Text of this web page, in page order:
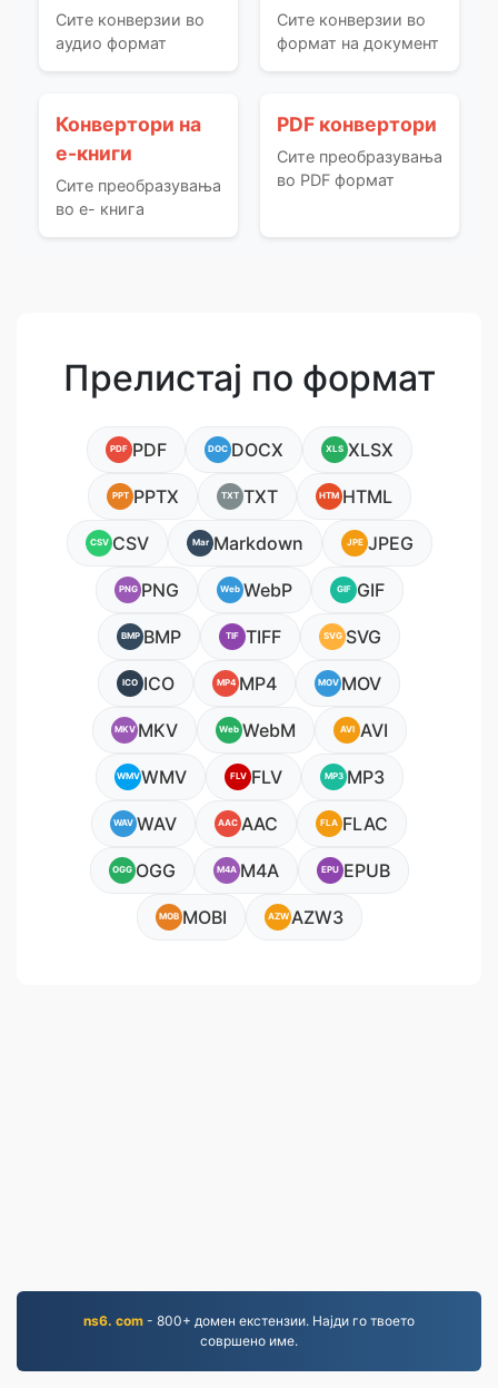
Сите конверзии во
аудио формат
Сите конверзии во
формат на документ
Конвертори на
е-книги
Сите преобразувања
во е- книга
PDF конвертори
Сите преобразувања
во PDF формат
Прелистај по формат
PDF PDF DOC DOCX XLS XLSX
PPT PPTX TXT TXT HTM HTML
CSV CSV Mar Markdown JPE JPEG
PNG PNG Web WebP GIF GIF
BMP BMP TIF TIFF SVG SVG
ICO ICO MP4 MP4 MOV MOV
MKV MKV Web WebM AVI AVI
WMVWMV FLV FLV MP3 MP3
WAV WAV AAC AAC FLA FLAC
OGG OGG M4A M4A EPU EPUB
MOB MOBI AZWAZW3
ns6. com - 800+ домен екстензии. Најди го твоето
совршено име.